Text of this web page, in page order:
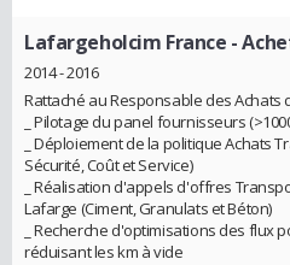
Lafargeholcim France -
2014 - 2016
Rattaché au Responsable des Achats
_ Pilotage du panel fournisseurs
_ Déploiement de la politique Achats
Sécurité, Coût et Service)
_ Réalisation d'appels d'offres
Lafarge (Ciment, Granulats et Béton)
_ Recherche d'optimisations des flux
réduisant les km à vide